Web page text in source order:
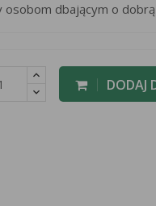
osobom dbającym o
DODAJ